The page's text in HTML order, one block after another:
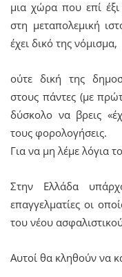
μια χώρα που επί
στη μεταπολεμική
έχει δικό της νόμισμα,
ούτε δική της
στους πάντες (με
δύσκολο να βρεις
τους φορολογήσεις.
Για να μη λέμε λόγια
Στην Ελλάδα
επαγγελματίες οι
του νέου
Αυτοί θα κληθούν να